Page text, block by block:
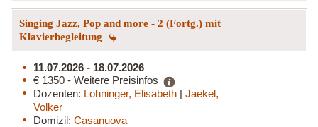
Singing Jazz, Pop and more - 2 (Fortg.) mit
Klavierbegleitung
11.07.2026 - 18.07.2026
€ 1350 - Weitere Preisinfos
Dozenten: Lohninger, Elisabeth | Jaekel,
Volker
Domizil: Casanuova